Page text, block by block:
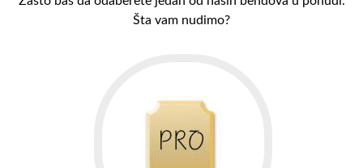
Šta vam nudimo?